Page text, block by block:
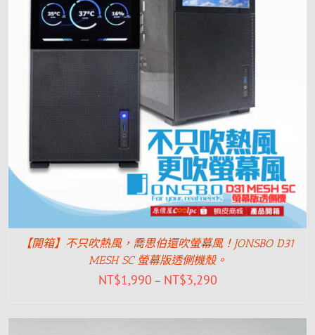
【開箱】不只吹熱風，喬思伯還吹螢幕風！JONSBO D31
MESH SC 螢幕版透側機殼。
NT$1,990 – NT$3,290